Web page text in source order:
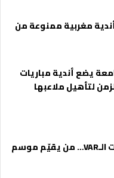
مغربية ممنوعة من
يضع أندية مباريات
لتأهيل ملاعبها
العنوان : قبل دورات الـVAR… من يقيّم موسم